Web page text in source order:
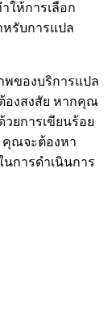
ให้การเลือก
รับการแปล
ของบริการแปล
งสงสัย หากคุณ
ยการเขียนร้อย
ณจะต้องหา
การดำเนินการ